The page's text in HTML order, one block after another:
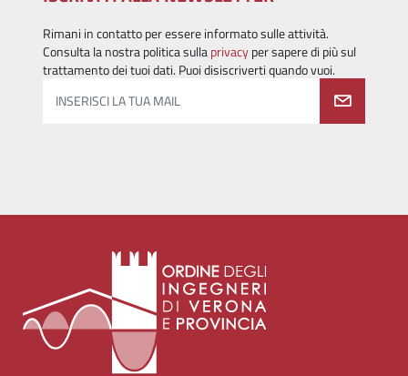
Rimani in contatto per essere informato sulle attività.
Consulta la nostra politica sullaprivacyper sapere di più sul
trattamento dei tuoi dati. Puoi disiscriverti quando vuoi.
INSERISCI LA TUA MAIL